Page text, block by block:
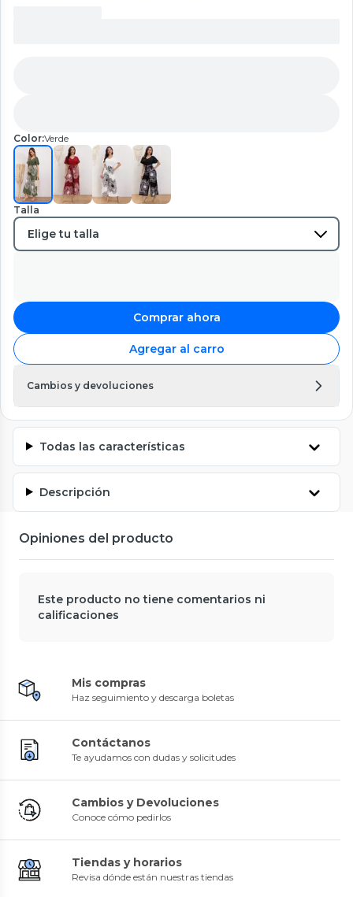
Color:Verde
Talla
Comprar ahora
Agregar al carro
Cambios y devoluciones
Todas las características
Descripción
Opiniones del producto
Este producto no tiene comentarios ni
calificaciones
Mis compras
Haz seguimiento y descarga boletas
Contáctanos
Te ayudamos con dudas y solicitudes
Cambios y Devoluciones
Conoce cómo pedirlos
Tiendas y horarios
Revisa dónde están nuestras tiendas